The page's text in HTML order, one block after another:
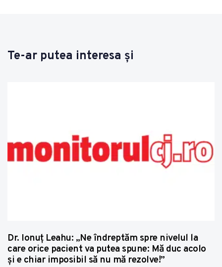
Te-ar putea interesa și
Dr. Ionuț Leahu: „Ne îndreptăm spre nivelul la
care orice pacient va putea spune: Mă duc acolo
și e chiar imposibil să nu mă rezolve!”